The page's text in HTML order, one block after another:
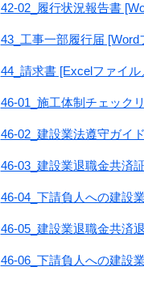
42-02_履行状況報告書
43_工事一部履行届 [Word
44_請求書 [Excelファイル
46-01_施工体制チェック
46-02_建設業法遵守ガイ
46-03_建設業退職金共済
46-04_下請負人への建設
46-05_建設業退職金共済
46-06_下請負人への建設